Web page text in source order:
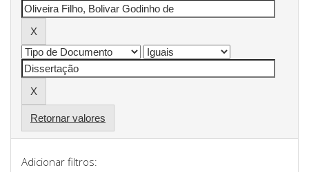
Retornar valores
Adicionar filtros: